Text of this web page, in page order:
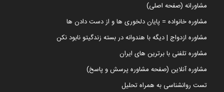
مشاورانه (صفحه اصلی)
مشاوره خانواده = پایان دلخوری ها و از دست دادن ها
مشاوره ازدواج | دیگه با هندوانه در بسته زندگیتو نابود نکن
مشاوره تلفنی با برترین های ایران
مشاوره آنلاین (صفحه مشاوره پرسش و پاسخ)
تست روانشناسی به همراه تحلیل